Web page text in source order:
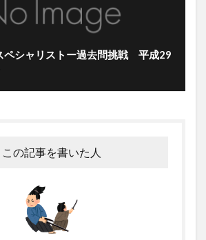
ペシャリストー過去問挑戦 平成29
この記事を書いた人